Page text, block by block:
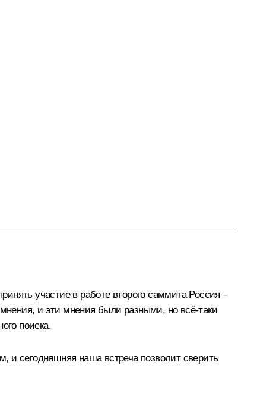
участие в работе второго саммита Россия –
и эти мнения были разными, но всё-таки
поиска.
сегодняшняя наша встреча позволит сверить